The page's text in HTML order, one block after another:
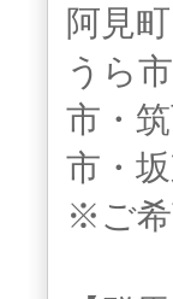
阿見
うら
市・
市・
※ご希